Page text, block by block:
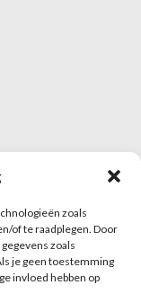
zoals
of te raadplegen. Door
zoals
je geen toestemming
invloed hebben op